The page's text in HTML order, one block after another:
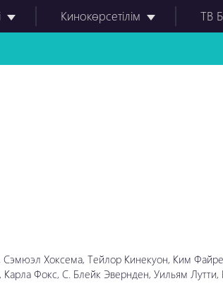
Кинокөрсетілім ТВ
Сэмюэл Хоксема, Тейлор Кинекуон, Ким
Фокс, С. Блейк Эвернден, Уильям